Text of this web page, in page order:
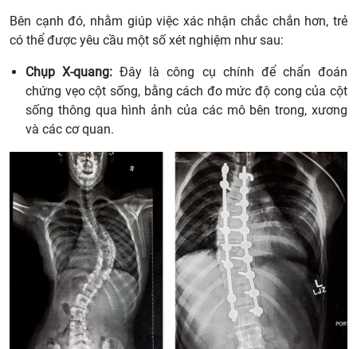
Bên cạnh đó, nhằm giúp việc xác nhận chắc chắn hơn, trẻ
có thể được yêu cầu một số xét nghiệm như sau:
Chụp X-quang: Đây là công cụ chính để chẩn đoán
chứng vẹo cột sống, bằng cách đo mức độ cong của cột
sống thông qua hình ảnh của các mô bên trong, xương
và các cơ quan.